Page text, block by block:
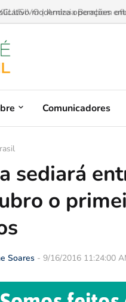
moderniza operações
Comunicadores
sediará
o
Soares - 9/16/2016 11:24:00